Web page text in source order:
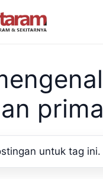
prima
untuk tag ini.